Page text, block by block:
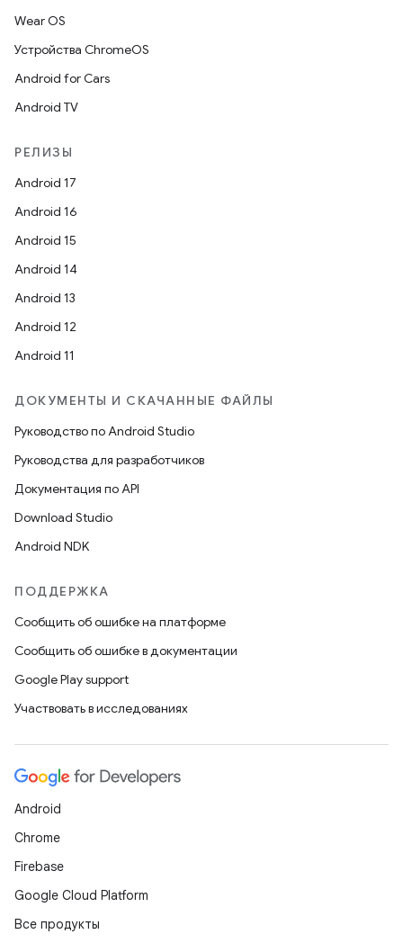
Wear OS
Устройства ChromeOS
Android for Cars
Android TV
РЕЛИЗЫ
Android 17
Android 16
Android 15
Android 14
Android 13
Android 12
Android 11
ДОКУМЕНТЫ И СКАЧАННЫЕ ФАЙЛЫ
Руководство по Android Studio
Руководства для разработчиков
Документация по API
Download Studio
Android NDK
ПОДДЕРЖКА
Сообщить об ошибке на платформе
Сообщить об ошибке в документации
Google Play support
Участвовать в исследованиях
Android
Chrome
Firebase
Google Cloud Platform
Все продукты